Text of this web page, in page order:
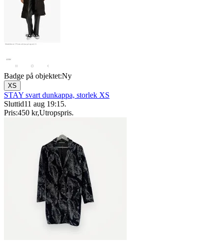
Badge på objektet:Ny
XS
STAY svart dunkappa, storlek XS
Sluttid11 aug 19:15.
Pris:450 kr,Utropspris.